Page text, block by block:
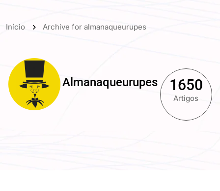
Início Archive for almanaqueurupes
Almanaqueurupes 1650
Artigos